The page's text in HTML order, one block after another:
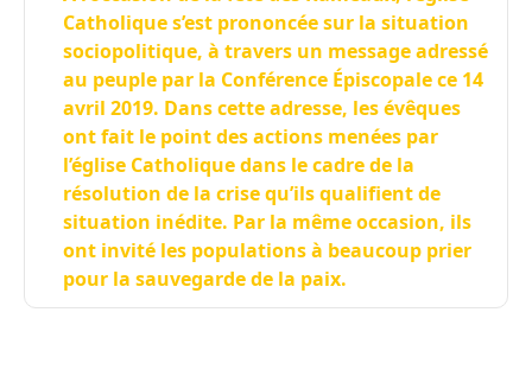
Catholique s’est prononcée sur la situation
sociopolitique, à travers un message adressé
au peuple par la Conférence Épiscopale ce 14
avril 2019. Dans cette adresse, les évêques
ont fait le point des actions menées par
l’église Catholique dans le cadre de la
résolution de la crise qu’ils qualifient de
situation inédite. Par la même occasion, ils
ont invité les populations à beaucoup prier
pour la sauvegarde de la paix.